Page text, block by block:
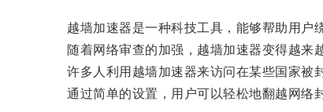
越墙加速器是一种科技工具，能够帮助用户绕
随着网络审查的加强，越墙加速器变得越来越
许多人利用越墙加速器来访问在某些国家被封
通过简单的设置，用户可以轻松地翻越网络封